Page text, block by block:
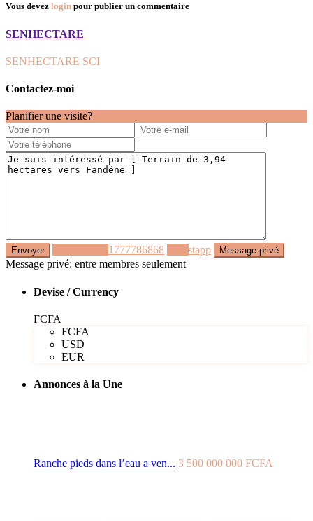
Vous devez login pour publier un commentaire
SENHECTARE
SENHECTARE SCI
Contactez-moi
Planifier une visite?
+221777786868
Whastapp
Message privé: entre membres seulement
Devise / Currency
FCFA
FCFA
USD
EUR
Annonces à la Une
Ranche pieds dans l’eau a ven... 3 500 000 000 FCFA